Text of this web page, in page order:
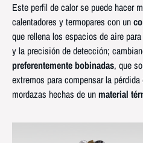
Este perfil de calor se puede hacer
calentadores y termopares con un
que rellena los espacios de aire
y la precisión de detección;
preferentemente bobinadas, que
extremos para compensar la
mordazas hechas de unmaterial